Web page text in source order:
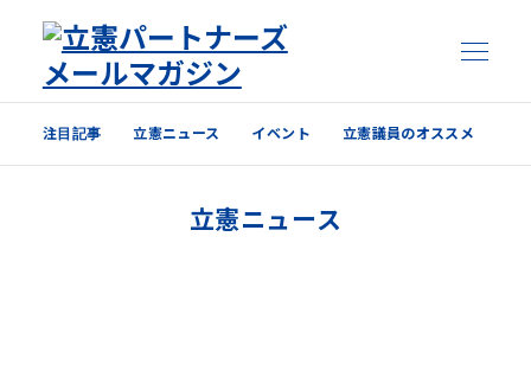
注目記事 立憲ニュース イベント 立憲議員のオススメ
立憲ニュース